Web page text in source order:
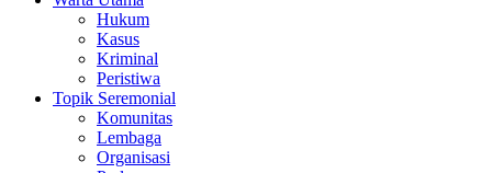
Hukum
Kasus
Kriminal
Peristiwa
Topik Seremonial
Komunitas
Lembaga
Organisasi